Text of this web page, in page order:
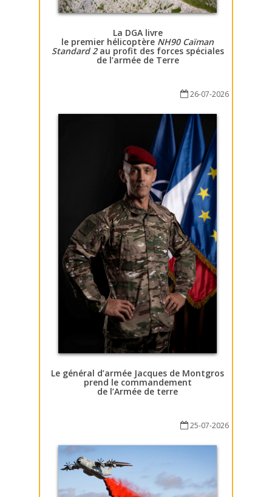
La DGA livre
le premier hélicoptère NH90 Caïman
Standard 2au profit des forces spéciales
de l’armée de Terre
26-07-2026
Le général d’armée Jacques de Montgros
prend le commandement
de l’Armée de terre
25-07-2026